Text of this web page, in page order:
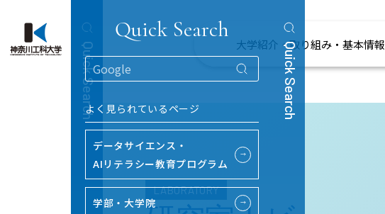
Quick Search
Quick Search
よく見られているページ
データサイエンス・
AIリテラシー教育プログラム
→
学部・大学院 →
Quick Search
大学紹介・取り組み・基本情報
LABORATORY